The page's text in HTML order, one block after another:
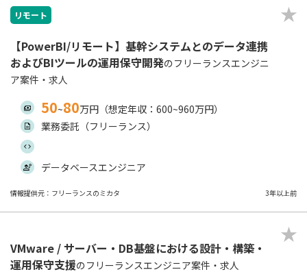
リモート
【PowerBI/リモート】基幹システムとのデータ連携
およびBIツールの運用保守開発のフリーランスエンジニ
ア案件・求人
50~80万円（想定年収：600~960万円）
業務委託（フリーランス）
データベースエンジニア
情報提供元：フリーランスのミカタ 3年以上前
VMware / サーバー・DB基盤における設計・構築・
運用保守支援のフリーランスエンジニア案件・求人